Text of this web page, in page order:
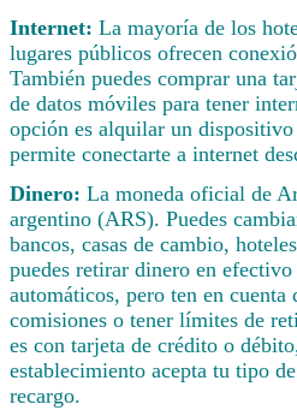
Internet: La mayoría de los
lugares públicos ofrecen
También puedes comprar una
de datos móviles para tener
opción es alquilar un
permite conectarte a internet
Dinero: La moneda oficial de
argentino (ARS). Puedes
bancos, casas de cambio,
puedes retirar dinero en
automáticos, pero ten en cuenta
comisiones o tener límites de
es con tarjeta de crédito o
establecimiento acepta tu tipo
recargo.